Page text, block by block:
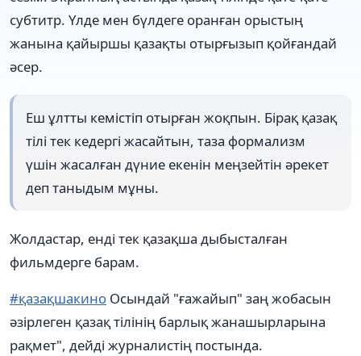
субтитр. Үлде мен бүлдеге оранған орыстың
жанына қайыршы қазақты отырғызып қойғандай
әсер.
Еш ұлтты кемістіп отырған жоқпын. Бірақ қазақ
тілі тек кедергі жасайтын, таза формализм
үшін жасалған дүние екенін меңзейтін әрекет
деп таныдым мұны.
Жолдастар, енді тек қазақша дыбысталған
фильмдерге барам.
#қазақшакино Осындай "ғажайып" заң жобасын
әзірлеген қазақ тілінің барлық жанашырларына
рақмет", дейді журналистің постында.